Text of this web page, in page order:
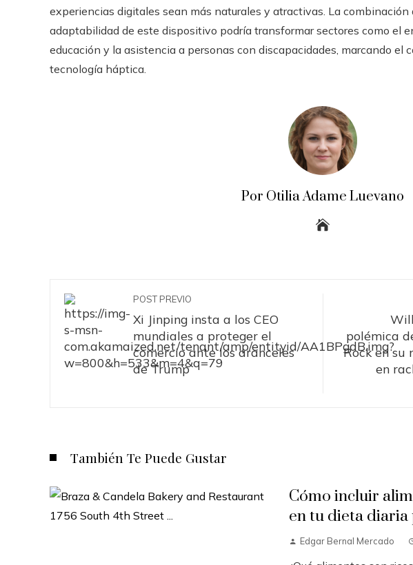
experiencias digitales sean más naturales y atractivas. La
adaptabilidad de este dispositivo podría transformar sectores como el
educación y la asistencia a personas con discapacidades, marcando el
tecnología háptica.
Por Otilia Adame Luevano
POST PREVIO
Xi Jinping insta a los CEO
mundiales a proteger el
comercio ante los aranceles
de Trump
polémica
Rock en su
en
También Te Puede Gustar
Cómo incluir
en tu dieta
Edgar Bernal Mercado